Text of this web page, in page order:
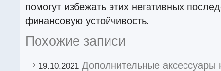
помогут избежать этих негативных
финансовую устойчивость.
Похожие записи
19.10.2021 Дополнительные аксессуары